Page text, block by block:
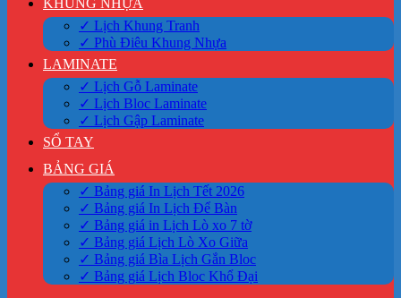
KHUNG NHỰA
✓ Lịch Khung Tranh
✓ Phù Điêu Khung Nhựa
LAMINATE
✓ Lịch Gỗ Laminate
✓ Lịch Bloc Laminate
✓ Lịch Gập Laminate
SỔ TAY
BẢNG GIÁ
✓ Bảng giá In Lịch Tết 2026
✓ Bảng giá In Lịch Để Bàn
✓ Bảng giá in Lịch Lò xo 7 tờ
✓ Bảng giá Lịch Lò Xo Giữa
✓ Bảng giá Bìa Lịch Gắn Bloc
✓ Bảng giá Lịch Bloc Khổ Đại